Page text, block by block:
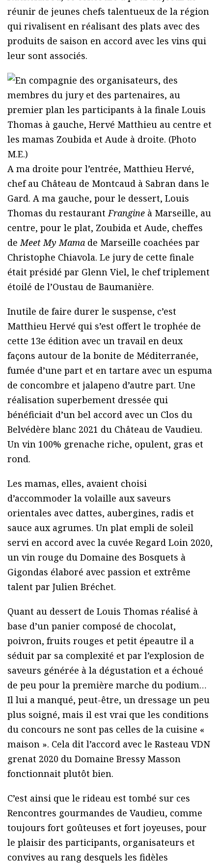
réunir de jeunes chefs talentueux de la région
qui rivalisent en réalisant des plats avec des
produits de saison en accord avec les vins qui
leur sont associés.
A ma droite pour l’entrée, Matthieu Hervé,
chef au Château de Montcaud à Sabran dans le
Gard. A ma gauche, pour le dessert, Louis
Thomas du restaurantFrangine à Marseille, au
centre, pour le plat, Zoubida et Aude, cheffes
deMeet My Mama de Marseille coachées par
Christophe Chiavola. Le jury de cette finale
était présidé par Glenn Viel, le chef triplement
étoilé de l’Oustau de Baumanière.
Inutile de faire durer le suspense, c’est
Matthieu Hervé qui s’est offert le trophée de
cette 13e édition avec un travail en deux
façons autour de la bonite de Méditerranée,
fumée d’une part et en tartare avec un espuma
de concombre et jalapeno d’autre part. Une
réalisation superbement dressée qui
bénéficiait d’un bel accord avec un Clos du
Belvédère blanc 2021 du Château de Vaudieu.
Un vin 100% grenache riche, opulent, gras et
rond.
Les mamas, elles, avaient choisi
d’accommoder la volaille aux saveurs
orientales avec dattes, aubergines, radis et
sauce aux agrumes. Un plat empli de soleil
servi en accord avec la cuvée Regard Loin 2020,
un vin rouge du Domaine des Bosquets à
Gigondas élaboré avec passion et extrême
talent par Julien Bréchet.
Quant au dessert de Louis Thomas réalisé à
base d’un panier composé de chocolat,
poivron, fruits rouges et petit épeautre il a
séduit par sa complexité et par l’explosion de
saveurs générée à la dégustation et a échoué
de peu pour la première marche du podium…
Il lui a manqué, peut-être, un dressage un peu
plus soigné, mais il est vrai que les conditions
du concours ne sont pas celles de la cuisine «
maison ». Cela dit l’accord avec le Rasteau VDN
grenat 2020 du Domaine Bressy Masson
fonctionnait plutôt bien.
C’est ainsi que le rideau est tombé sur ces
Rencontres gourmandes de Vaudieu, comme
toujours fort goûteuses et fort joyeuses, pour
le plaisir des participants, organisateurs et
convives au rang desquels les fidèles